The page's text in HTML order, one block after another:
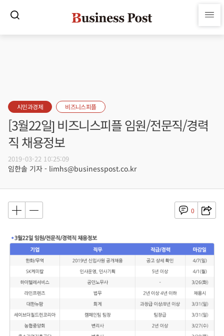
시민과경제 비즈니스피플
[3월22일] 비즈니스피플 임원/전문직/경력
직 채용정보
2019-03-22 10:25:09
임한솔 기자 - limhs@businesspost.co.kr
0